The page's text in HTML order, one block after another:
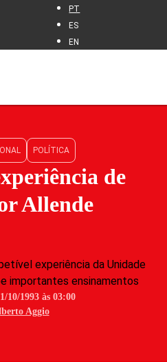
PT
ES
EN
POLÍTICA
de
Allende
experiência da Unidade
importantes ensinamentos
10/1993 às 03:00
Aggio